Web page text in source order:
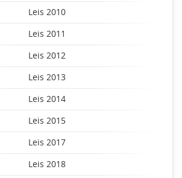
Leis 2010
Leis 2011
Leis 2012
Leis 2013
Leis 2014
Leis 2015
Leis 2017
Leis 2018